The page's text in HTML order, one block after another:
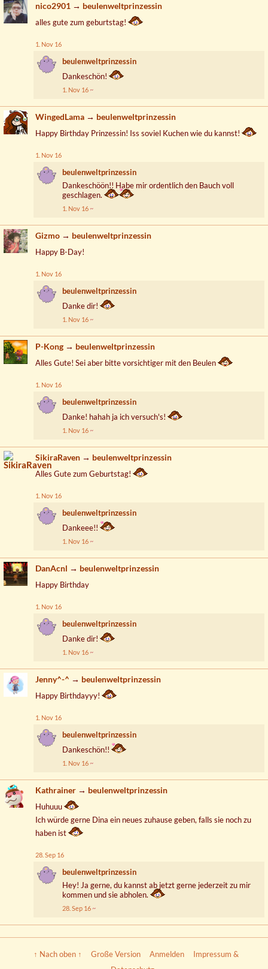
nico2901 → beulenweltprinzessin
alles gute zum geburtstag!
1. Nov 16
beulenweltprinzessin
Dankeschön!
1. Nov 16
WingedLama → beulenweltprinzessin
Happy Birthday Prinzessin! Iss soviel Kuchen wie du kannst!
1. Nov 16
beulenweltprinzessin
Dankeschöön!! Habe mir ordentlich den Bauch voll
geschlagen.
1. Nov 16
Gizmo → beulenweltprinzessin
Happy B-Day!
1. Nov 16
beulenweltprinzessin
Danke dir!
1. Nov 16
P-Kong → beulenweltprinzessin
Alles Gute! Sei aber bitte vorsichtiger mit den Beulen
1. Nov 16
beulenweltprinzessin
Danke! hahah ja ich versuch's!
1. Nov 16
SikiraRaven → beulenweltprinzessin
Alles Gute zum Geburtstag!
1. Nov 16
beulenweltprinzessin
Dankeee!!
1. Nov 16
DanAcnl → beulenweltprinzessin
Happy Birthday
1. Nov 16
beulenweltprinzessin
Danke dir!
1. Nov 16
Jenny^-^ → beulenweltprinzessin
Happy Birthdayyy!
1. Nov 16
beulenweltprinzessin
Dankeschön!!
1. Nov 16
Kathrainer → beulenweltprinzessin
Huhuuu
Ich würde gerne Dina ein neues zuhause geben, falls sie noch zu
haben ist
28. Sep 16
beulenweltprinzessin
Hey! Ja gerne, du kannst ab jetzt gerne jederzeit zu mir
kommen und sie abholen.
28. Sep 16
↑ Nach oben ↑ Große Version Anmelden
Impressum &